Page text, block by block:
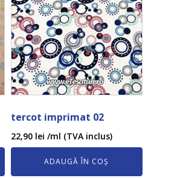
tercot imprimat 02
22,90 lei /ml (TVA inclus)
ADAUGĂ ÎN COȘ